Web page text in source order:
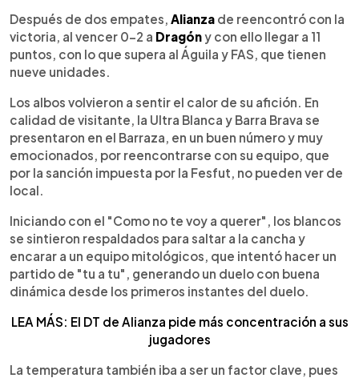
► Escuchar artículo
Después de dos empates, Alianza de reencontró con la
victoria, al vencer 0-2 a Dragóny con ello llegar a 11
puntos, con lo que supera al Águila y FAS, que tienen
nueve unidades.
Los albos volvieron a sentir el calor de su afición. En
calidad de visitante, la Ultra Blanca y Barra Brava se
presentaron en el Barraza, en un buen número y muy
emocionados, por reencontrarse con su equipo, que
por la sanción impuesta por la Fesfut, no pueden ver de
local.
Iniciando con el "Como no te voy a querer", los blancos
se sintieron respaldados para saltar a la cancha y
encarar a un equipo mitológicos, que intentó hacer un
partido de "tu a tu", generando un duelo con buena
dinámica desde los primeros instantes del duelo.
LEA MÁS: El DT de Alianza pide más concentración a sus
jugadores
La temperatura también iba a ser un factor clave, pues